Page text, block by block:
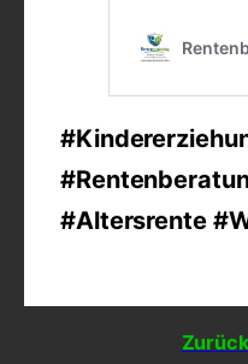
#Altersrente